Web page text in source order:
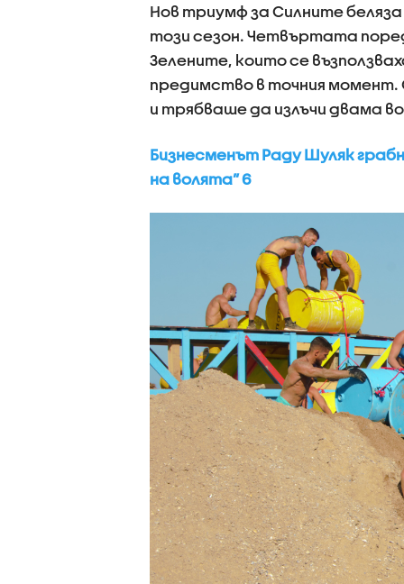
Нов триумф за Силните
този сезон. Четвъртата
Зелените, които се
предимство в точния
и трябваше да излъчи двама
Бизнесменът Раду Шуляк
на волята” 6